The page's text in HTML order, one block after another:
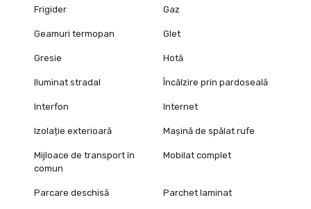
Frigider Gaz
Geamuri termopan Glet
Gresie Hotă
Iluminat stradal Încălzire prin pardoseală
Interfon Internet
Izolație exterioară Mașină de spălat rufe
Mijloace de transport în
comun
Mobilat complet
Parcare deschisă Parchet laminat